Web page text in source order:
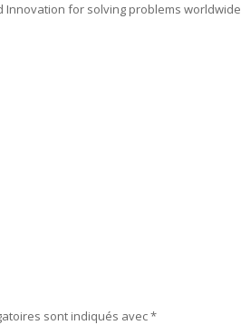
Innovation for solving problems worldwide
sont indiqués avec*